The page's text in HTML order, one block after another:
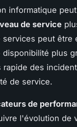
informatique
de service
peut être
plus
rapide des
de service.
de
l'évolution de